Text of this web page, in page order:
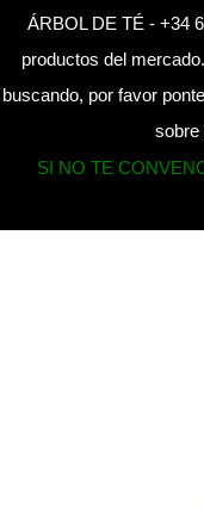
ÁRBOL DE TÉ - +34
productos del
buscando, por favor
sobre
SI NO TE
Home» Products »